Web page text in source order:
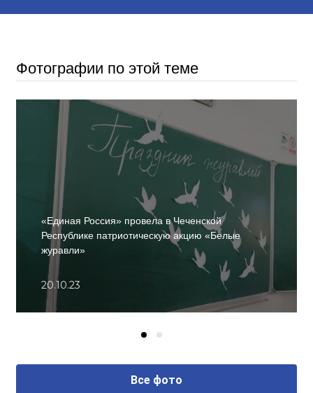
Фотографии по этой теме
«Единая Россия» провела в Чеченской
Республике патриотическую акцию «Белые
журавли»
20.10.23
Все фото